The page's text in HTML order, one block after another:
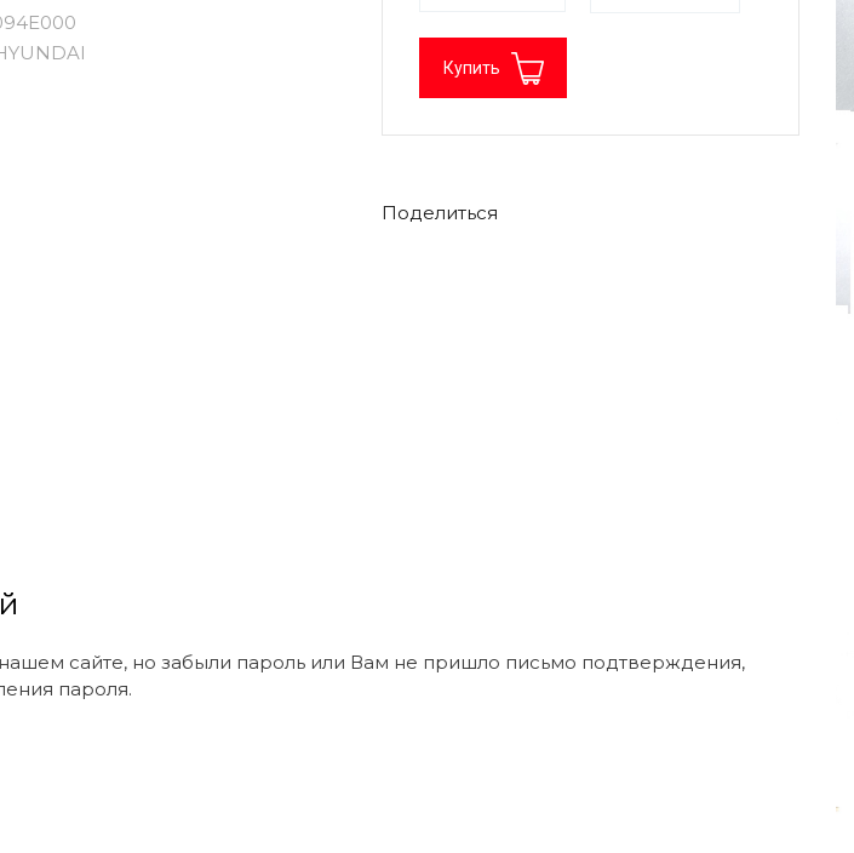
Купить
Поделиться
сайте, но забыли пароль или Вам не пришло письмо подтверждения,
пароля.